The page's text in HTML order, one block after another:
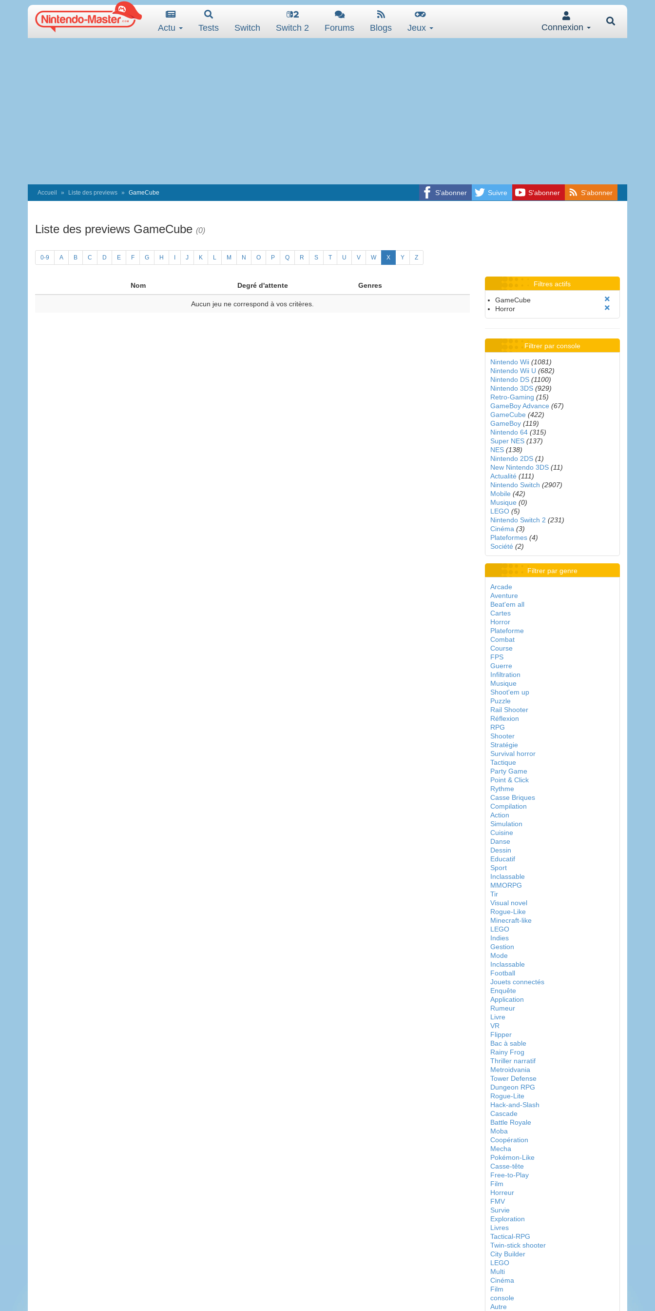
Actu Tests Switch Switch 2 Forums Blogs Jeux Connexion
S'abonner Suivre S'abonner S'abonner
Accueil Liste des previews GameCube
Liste des previews GameCube (0)
0-9 A B C D E F G H J K L M N O P Q R S T U V W X Y Z
Nom Degré d'attente Genres
Aucun jeu ne correspond à vos critères.
Filtres actifs
GameCube
Horror
Filtrer par console
Nintendo Wii (1081)
Nintendo Wii U (682)
Nintendo DS (1100)
Nintendo 3DS (929)
Retro-Gaming (15)
GameBoy Advance (67)
GameCube (422)
GameBoy (119)
Nintendo 64 (315)
Super NES (137)
NES (138)
Nintendo 2DS (1)
New Nintendo 3DS (11)
Actualité (111)
Nintendo Switch (2907)
Mobile (42)
Musique (0)
LEGO (5)
Nintendo Switch 2 (231)
Cinéma (3)
Plateformes (4)
Société (2)
Filtrer par genre
Arcade
Aventure
Beat'em all
Cartes
Horror
Plateforme
Combat
Course
FPS
Guerre
Infiltration
Musique
Shoot'em up
Puzzle
Rail Shooter
Réflexion
RPG
Shooter
Stratégie
Survival horror
Tactique
Party Game
Point & Click
Rythme
Casse Briques
Compilation
Action
Simulation
Cuisine
Danse
Dessin
Educatif
Sport
Inclassable
MMORPG
Tir
Visual novel
Rogue-Like
Minecraft-like
LEGO
Indies
Gestion
Mode
Inclassable
Football
Jouets connectés
Enquête
Application
Rumeur
Livre
VR
Flipper
Bac à sable
Rainy Frog
Thriller narratif
Metroidvania
Tower Defense
Dungeon RPG
Rogue-Lite
Hack-and-Slash
Cascade
Battle Royale
Moba
Coopération
Mecha
Pokémon-Like
Casse-tête
Free-to-Play
Film
Horreur
FMV
Survie
Exploration
Livres
Tactical-RPG
Twin-stick shooter
City Builder
LEGO
Multi
Cinéma
Film
console
Autre